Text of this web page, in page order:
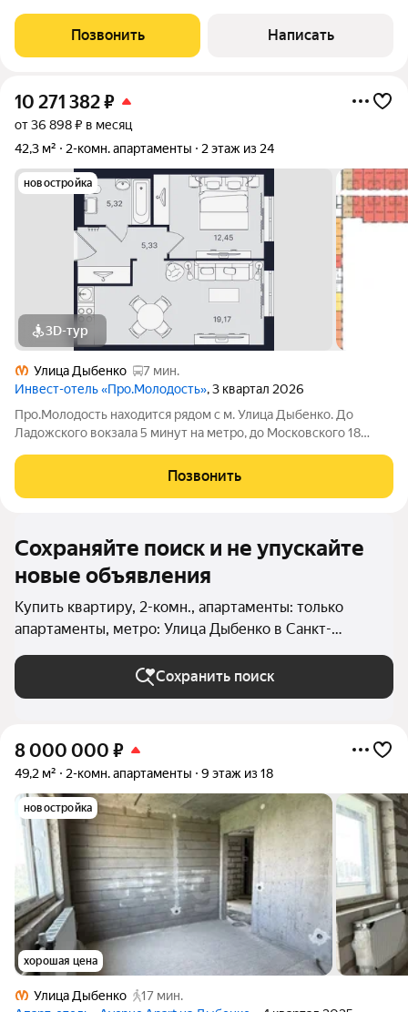
непосредственно у застройщика, оплата произведена
собственными средствами. Дом официально сдан,
Позвонить Написать
10 271 382₽
от 36 898 ₽ в месяц
42,3 м²
2-комн. апартаменты 2 этаж из 24
новостройка
3D-тур
Улица Дыбенко
7 мин.
Инвест-отель «Про.Молодость», 3 квартал 2026
Про.Молодость находится рядом с м. Улица Дыбенко. До
Ладожского вокзала 5 минут на метро, до Московского 18
расположены крупные гипермаркеты Перекрёсток, Максидом,
Окей, Петрович. Пешком можно
Позвонить
Сохраняйте поиск и не упускайте
новые объявления
Купить квартиру, 2-комн., апартаменты: только
апартаменты, метро: Улица Дыбенко в Санкт-
Петербурге и ЛО
Сохранить поиск
8 000 000 ₽
49,2 м² 2-комн. апартаменты 9 этаж из 18
новостройка
хорошая цена
Улица Дыбенко
17 мин.